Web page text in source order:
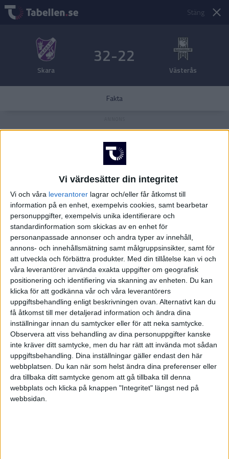
Vi värdesätter din integritet
Vi och våra leverantorer lagrar och/eller får åtkomst till
information på en enhet, exempelvis cookies, samt bearbetar
personuppgifter, exempelvis unika identifierare och
standardinformation som skickas av en enhet för
personanpassade annonser och andra typer av innehåll,
annons- och innehållsmätning samt målgruppsinsikter, samt för
att utveckla och förbättra produkter. Med din tillåtelse kan vi och
våra leverantörer använda exakta uppgifter om geografisk
positionering och identifiering via skanning av enheten. Du kan
klicka för att godkänna vår och våra leverantörers
uppgiftsbehandling enligt beskrivningen ovan. Alternativt kan du
få åtkomst till mer detaljerad information och ändra dina
inställningar innan du samtycker eller för att neka samtycke.
Observera att viss behandling av dina personuppgifter kanske
inte kräver ditt samtycke, men du har rätt att invända mot sådan
uppgiftsbehandling. Dina inställningar gäller endast den här
webbplatsen. Du kan när som helst ändra dina preferenser eller
dra tillbaka ditt samtycke genom att gå tillbaka till denna
webbplats och klicka på knappen "Integritet" längst ned på
webbsidan.
Stäng
Skara
32-22
Västerås
Fakta
FAKTA